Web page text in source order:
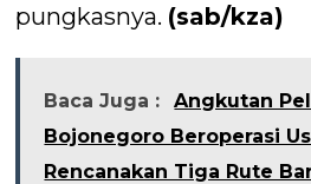
pungkasnya. (sab/kza)
Baca Juga :
Angkutan
Bojonegoro Beroperasi
Rencanakan Tiga Rute